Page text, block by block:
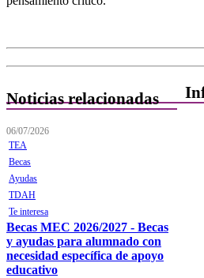
Noticias relacionadas
06/07/2026
TEA
Becas
Ayudas
TDAH
Te interesa
Becas MEC 2026/2027 - Becas
y ayudas para alumnado con
necesidad específica de apoyo
educativo